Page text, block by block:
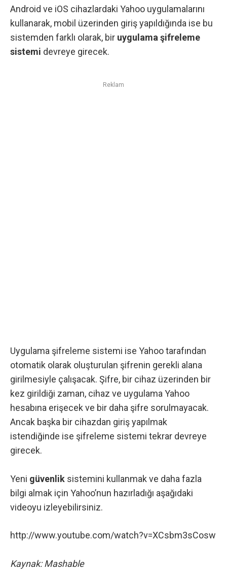
Android ve iOS cihazlardaki Yahoo uygulamalarını
kullanarak, mobil üzerinden giriş yapıldığında ise bu
sistemden farklı olarak, bir uygulama şifreleme
sistemi devreye girecek.
Reklam
Uygulama şifreleme sistemi ise Yahootarafından
otomatik olarak oluşturulan şifrenin gerekli alana
girilmesiyle çalışacak. Şifre, bir cihaz üzerinden bir
kez girildiği zaman, cihaz ve uygulama Yahoo
hesabına erişecek ve bir daha şifre sorulmayacak.
Ancak başka bir cihazdan giriş yapılmak
istendiğinde ise şifreleme sistemi tekrar devreye
girecek.
Yeni güvenlik sistemini kullanmak ve daha fazla
bilgi almak için Yahoo’nun hazırladığı aşağıdaki
videoyu izleyebilirsiniz.
http://www.youtube.com/watch?v=XCsbm3sCosw
Kaynak:Mashable